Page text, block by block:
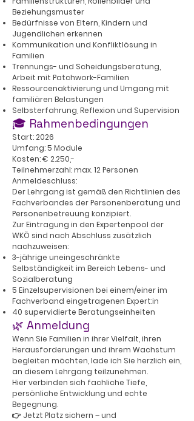
Beziehungsmuster
Bedürfnisse von Eltern, Kindern und
Jugendlichen erkennen
Kommunikation und Konfliktlösung in
Familien
Trennungs- und Scheidungsberatung,
Arbeit mit Patchwork-Familien
Ressourcenaktivierung und Umgang mit
familiären Belastungen
Selbsterfahrung, Reflexion und Supervision
🎓 Rahmenbedingungen
Start: 2026
Umfang: 5 Module
Kosten: € 2.250,-
Teilnehmerzahl: max. 12 Personen
Anmeldeschluss:
Der Lehrgang ist gemäß den Richtlinien des
Fachverbandes der Personenberatung und
Personenbetreuung konzipiert.
Zur Eintragung in den Expertenpool der
WKÖ sind nach Abschluss zusätzlich
nachzuweisen:
3-jährige uneingeschränkte
Selbständigkeit im Bereich Lebens- und
Sozialberatung
5 Einzelsupervisionen bei einem/einer im
Fachverband eingetragenen Expert:in
40 supervidierte Beratungseinheiten
🌿 Anmeldung
Wenn Sie Familien in ihrer Vielfalt, ihren
Herausforderungen und ihrem Wachstum
begleiten möchten, lade ich Sie herzlich ein,
an diesem Lehrgang teilzunehmen.
Hier verbinden sich fachliche Tiefe,
persönliche Entwicklung und echte
Begegnung.
👉 Jetzt Platz sichern – und